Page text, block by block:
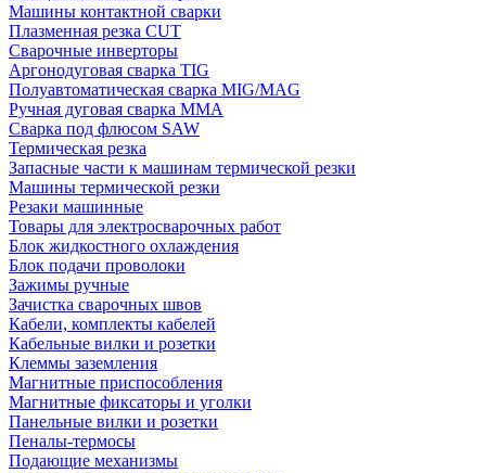
Машины контактной сварки
Плазменная резка CUT
Сварочные инверторы
Аргонодуговая сварка TIG
Полуавтоматическая сварка MIG/MAG
Ручная дуговая сварка MMA
Сварка под флюсом SAW
Термическая резка
Запасные части к машинам термической резки
Машины термической резки
Резаки машинные
Товары для электросварочных работ
Блок жидкостного охлаждения
Блок подачи проволоки
Зажимы ручные
Зачистка сварочных швов
Кабели, комплекты кабелей
Кабельные вилки и розетки
Клеммы заземления
Магнитные приспособления
Магнитные фиксаторы и уголки
Панельные вилки и розетки
Пеналы-термосы
Подающие механизмы